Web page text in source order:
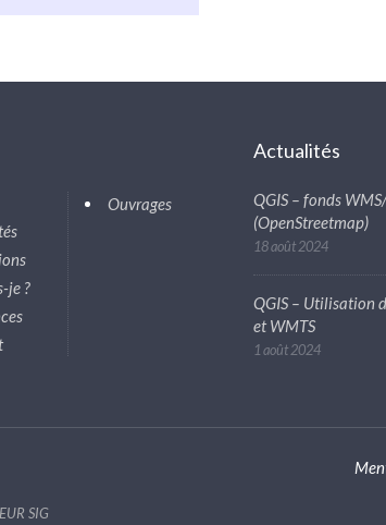
je ?
Ouvrages
Actualités
QGIS – fonds
(OpenStreetmap)
18 août 2024
QGIS – Utilisation
et WMTS
1 août 2024
SIG